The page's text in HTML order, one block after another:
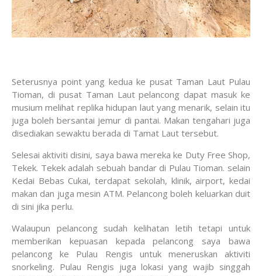
Seterusnya point yang kedua ke pusat Taman Laut Pulau
Tioman, di pusat Taman Laut pelancong dapat masuk ke
musium melihat replika hidupan laut yang menarik, selain itu
juga boleh bersantai jemur di pantai. Makan tengahari juga
disediakan sewaktu berada di Tamat Laut tersebut.
Selesai aktiviti disini, saya bawa mereka ke Duty Free Shop,
Tekek. Tekek adalah sebuah bandar di Pulau Tioman. selain
Kedai Bebas Cukai, terdapat sekolah, klinik, airport, kedai
makan dan juga mesin ATM. Pelancong boleh keluarkan duit
di sini jika perlu.
Walaupun pelancong sudah kelihatan letih tetapi untuk
memberikan kepuasan kepada pelancong saya bawa
pelancong ke Pulau Rengis untuk meneruskan aktiviti
snorkeling. Pulau Rengis juga lokasi yang wajib singgah